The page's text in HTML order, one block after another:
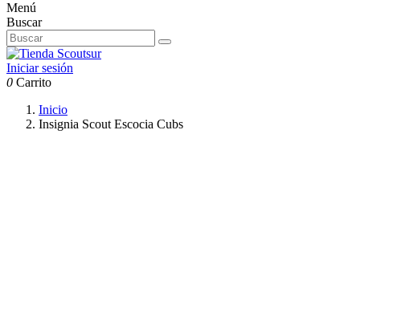
Menú
Buscar
Iniciar sesión
0 Carrito
Inicio
Insignia Scout Escocia Cubs